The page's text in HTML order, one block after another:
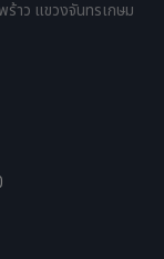
าว แขวงจันทรเกษม